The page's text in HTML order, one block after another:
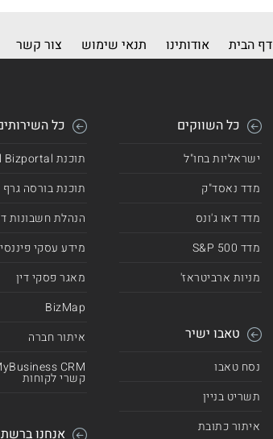
דף הבית אודותינו תנאי שימוש צור קשר
כל השווקים
ישראליות בחו"ל
מדד נאסד"ק
מדד דאו ג'ונס
מדד 500 S&P
מניות ארביטראז'
טאבו ישיר
נסח טאבו
תשריט בניין
איתור כתובת
כל
תוכנת Terminal Bizportal
תוכנת בורסה גרף
הנהלת חשבונות
מידע עסקי פיננסי
מאגר פסקי דין
BizMap
איתור חברה
קשרי לקוחות
אנחנו ברשת